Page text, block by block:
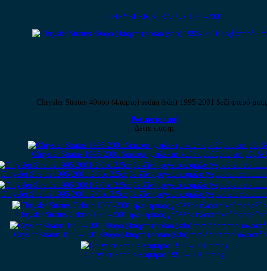
CHRYSLER STRATUS 1995-2001
Chrysler Stratus 4θυρο (4πορτο) sedan (sdn) 1995-2001 δεξί φτερό
Ρωτήστε τιμή
Δείτε επίσης
Chrysler Stratus 1995-2001 διακόπτης ηλεκτρικού παραθύρου εμπρός
Chrysler Stratus 1995-2001 2.0cc-2.5cc βενζίνη ψυγείο κομπλέ (νερού-air
Chrysler Stratus 1995-2001 2.0cc-2.5cc βενζίνη ψυγείο κομπλέ (νερού-air
Chrysler Stratus Cabrio 1995-2001 ηλεκτρικός γρύλλος ηλεκτρικού
Crysler Stratus 1995-2001 4θυρο (4πορτο) sedan (sdn) τραβέρσα
Chrysler Stratus Κάμπριο 1995-2001 airbag